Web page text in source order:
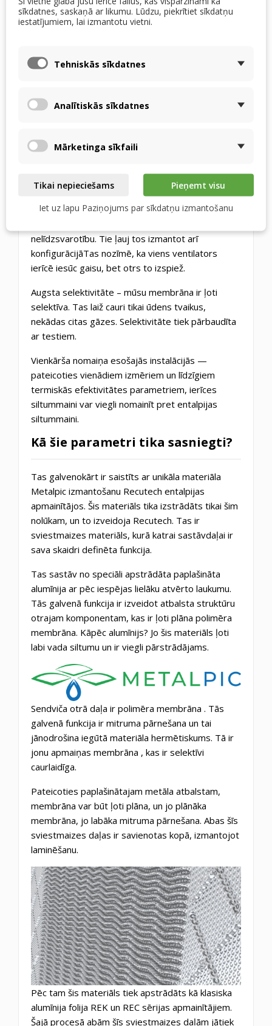
nepiekāpjamies šajā jautājumā pat ar entalpiju.
Mēs tos visus pārbaudām, un pie jums nonāks
Augsta izturība pret spiediena nelīdzsvarotību—
pateicoties izmantoto materiālu stingrībai, mūsu
nelīdzsvarotību. Tie ļauj tos izmantot arī
konfigurācijāTas nozīmē, ka viens ventilators
ierīcē iesūc gaisu, bet otrs to izspiež.
Augsta selektivitāte – mūsu membrāna ir ļoti
selektīva. Tas laiž cauri tikai ūdens tvaikus,
nekādas citas gāzes. Selektivitāte tiek pārbaudīta
ar testiem.
Vienkārša nomaiņa esošajās instalācijās —
pateicoties vienādiem izmēriem un līdzīgiem
termiskās efektivitātes parametriem, ierīces
siltummaini var viegli nomainīt pret entalpijas
siltummaini.
Kā šie parametri tika sasniegti?
Tas galvenokārt ir saistīts ar unikāla materiāla
Metalpic izmantošanu Recutech entalpijas
apmainītājos. Šis materiāls tika izstrādāts tikai šim
nolūkam, un to izveidoja Recutech. Tas ir
sviestmaizes materiāls, kurā katrai sastāvdaļai ir
sava skaidri definēta funkcija.
Tas sastāv no speciāli apstrādāta paplašināta
alumīnija ar pēc iespējas lielāku atvērto laukumu.
Tās galvenā funkcija ir izveidot atbalsta struktūru
otrajam komponentam, kas ir ļoti plāna polimēra
membrāna. Kāpēc alumīnijs? Jo šis materiāls ļoti
labi vada siltumu un ir viegli pārstrādājams.
Sendviča otrā daļa ir polimēra membrāna . Tās
galvenā funkcija ir mitruma pārnešana un tai
jānodrošina iegūtā materiāla hermētiskums. Tā ir
jonu apmaiņas membrāna , kas ir selektīvi
caurlaidīga.
Pateicoties paplašinātajam metāla atbalstam,
membrāna var būt ļoti plāna, un jo plānāka
membrāna, jo labāka mitruma pārnešana. Abas šīs
sviestmaizes daļas ir savienotas kopā, izmantojot
laminēšanu.
Pēc tam šis materiāls tiek apstrādāts kā klasiska
alumīnija folija REK un REC sērijas apmainītājiem.
Šajā procesā abām šīs sviestmaizes daļām jātiek
sīkdatnes, saskaņā ar likumu. Lūdzu, piekrītiet sīkdatņu
iestatījumiem, lai izmantotu vietni.
Tehniskās sīkdatnes
Analītiskās sīkdatnes
Mārketinga sīkfaili
Tikai nepieciešams
Pieņemt visu
Iet uz lapu Paziņojums par sīkdatņu izmantošanu